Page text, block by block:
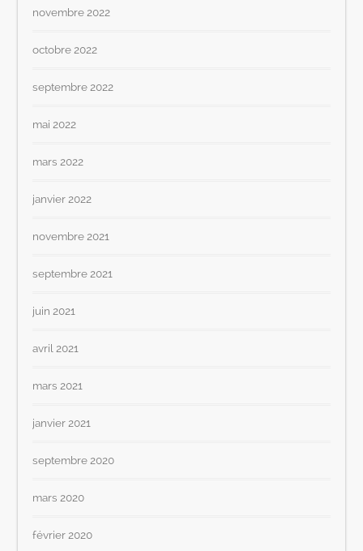
novembre 2022
octobre 2022
septembre 2022
mai 2022
mars 2022
janvier 2022
novembre 2021
septembre 2021
juin 2021
avril 2021
mars 2021
janvier 2021
septembre 2020
mars 2020
février 2020